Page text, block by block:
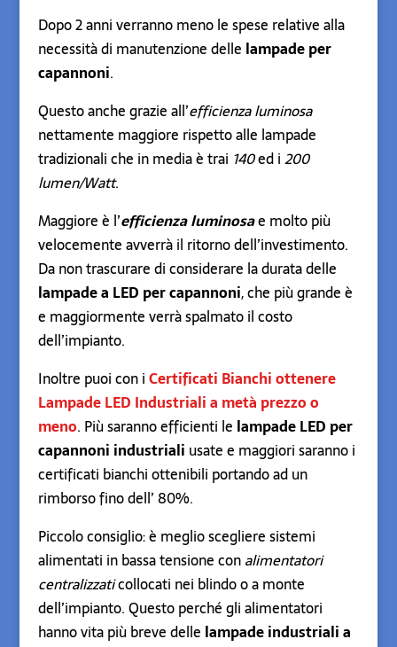
Dopo 2 anni verranno meno le spese relative alla
necessità di manutenzione delle lampade per
capannoni.
Questo anche grazie all’efficienza luminosa
nettamente maggiore rispetto alle lampade
tradizionali che in media è trai 140ed i200
lumen/Watt.
Maggiore è l’efficienza luminosae molto più
velocemente avverrà il ritorno dell’investimento.
Da non trascurare di considerare la durata delle
lampade a LED per capannoni, che più grande è
e maggiormente verrà spalmato il costo
dell’impianto.
Inoltre puoi con iCertificati Bianchi ottenere
Lampade LED Industriali a metà prezzo o
meno. Più saranno efficienti le lampade LED per
capannoni industriali usate e maggiori saranno i
certificati bianchi ottenibili portando ad un
rimborso fino dell’ 80%.
Piccolo consiglio: è meglio scegliere sistemi
alimentati in bassa tensione conalimentatori
centralizzaticollocati nei blindo o a monte
dell’impianto. Questo perché gli alimentatori
hanno vita più breve delle lampade industriali a